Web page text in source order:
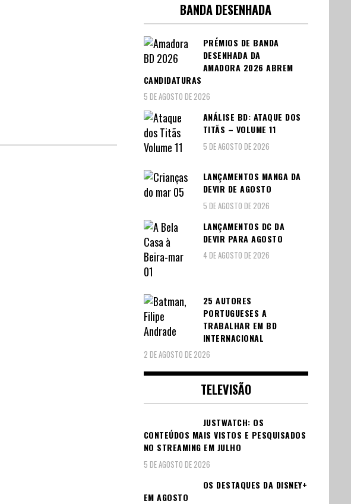
BANDA DESENHADA
PRÉMIOS DE BANDA
DESENHADA DA
AMADORA 2026 ABREM
CANDIDATURAS
5 DE AGOSTO DE 2026
ANÁLISE BD: ATAQUE DOS
TITÃS – VOLUME 11
5 DE AGOSTO DE 2026
LANÇAMENTOS MANGA DA
DEVIR DE AGOSTO
5 DE AGOSTO DE 2026
LANÇAMENTOS DC DA
DEVIR PARA AGOSTO
4 DE AGOSTO DE 2026
25 AUTORES
PORTUGUESES A
TRABALHAR EM BD
INTERNACIONAL
2 DE AGOSTO DE 2026
TELEVISÃO
JUSTWATCH: OS
CONTEÚDOS MAIS VISTOS E PESQUISADOS
NO STREAMING EM JULHO
5 DE AGOSTO DE 2026
OS DESTAQUES DA DISNEY+
EM AGOSTO